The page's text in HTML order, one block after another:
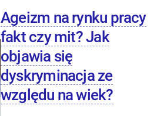
Ageizm na rynku pracy
fakt czy mit? Jak
objawia się
dyskryminacja ze
względu na wiek?